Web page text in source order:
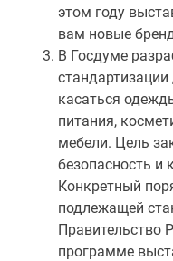
этом году
вам новые
В Госдуме
касаться
питания,
мебели. Цель
безопасность и
Конкретный
подлежащей
Правительство
программе